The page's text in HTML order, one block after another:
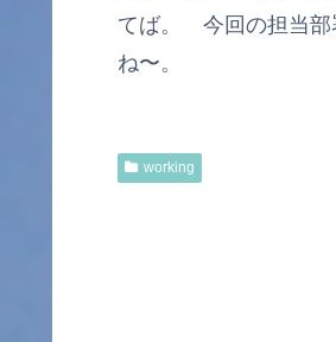
てば。 今回の担当部
ね〜。
working